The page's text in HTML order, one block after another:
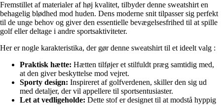
Fremstillet af materialer af høj kvalitet, tilbyder denne sweatshirt en
behagelig blødhed mod huden. Dens moderne snit tilpasser sig perfekt
til de unge behov og giver den essentielle bevægelsesfrihed til at spille
golf eller deltage i andre sportsaktiviteter.
Her er nogle karakteristika, der gør denne sweatshirt til et ideelt valg :
Praktisk hætte: Hætten tilføjer et stilfuldt præg samtidig med,
at den giver beskyttelse mod vejret.
Sporty design: Inspireret af golfverdenen, skiller den sig ud
med detaljer, der vil appellere til sportsentusiaster.
Let at vedligeholde: Dette stof er designet til at modstå hyppig